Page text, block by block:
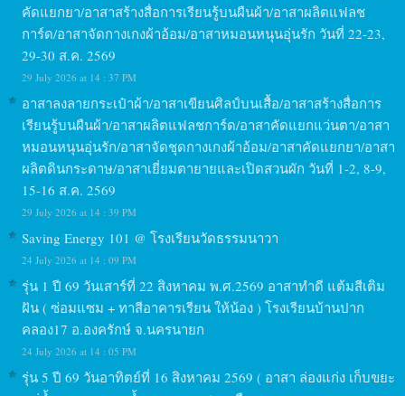
คัดแยกยา/อาสาสร้างสื่อการเรียนรู้บนผืนผ้า/อาสาผลิตแฟลช
การ์ด/อาสาจัดกางเกงผ้าอ้อม/อาสาหมอนหนุนอุ่นรัก วันที่ 22-23,
29-30 ส.ค. 2569
29 July 2026 at 14 : 37 PM
อาสาลงลายกระเป๋าผ้า/อาสาเขียนศิลป์บนเสื้อ/อาสาสร้างสื่อการ
เรียนรู้บนผืนผ้า/อาสาผลิตแฟลชการ์ด/อาสาคัดแยกแว่นตา/อาสา
หมอนหนุนอุ่นรัก/อาสาจัดชุดกางเกงผ้าอ้อม/อาสาคัดแยกยา/อาสา
ผลิตดินกระดาษ/อาสาเยี่ยมตายายและเปิดสวนผัก วันที่ 1-2, 8-9,
15-16 ส.ค. 2569
29 July 2026 at 14 : 39 PM
Saving Energy 101 @ โรงเรียนวัดธรรมนาวา
24 July 2026 at 14 : 09 PM
รุ่น 1 ปี 69 วันเสาร์ที่ 22 สิงหาคม พ.ศ.2569 อาสาทำดี แต้มสีเติม
ฝัน ( ซ่อมแซม + ทาสีอาคารเรียน ให้น้อง ) โรงเรียนบ้านปาก
คลอง17 อ.องครักษ์ จ.นครนายก
24 July 2026 at 14 : 05 PM
รุ่น 5 ปี 69 วันอาทิตย์ที่ 16 สิงหาคม 2569 ( อาสา ล่องแก่ง เก็บขยะ